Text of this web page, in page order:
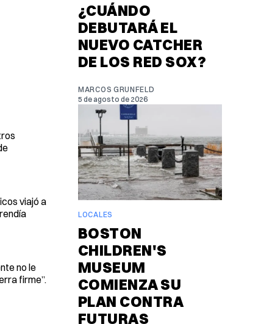
viajó a
no le
firme”.
¿CUÁNDO
DEBUTARÁ EL
NUEVO CATCHER
DE LOS RED SOX?
MARCOS GRUNFELD
5 de agosto de 2026
LOCALES
BOSTON
CHILDREN'S
MUSEUM
COMIENZA SU
PLAN CONTRA
FUTURAS